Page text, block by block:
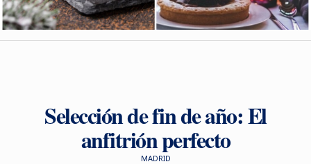
Selección de fin de año: El
anfitrión perfecto
MADRID